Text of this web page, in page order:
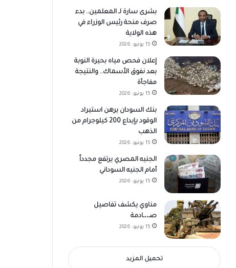
بشرى سارة لـ المعلمين.. بدء
صرف منحة رئيس الوزراء في
هذه الولاية
15 يونيو، 2026
إعلان فحص مياه بحيرة النوبة
بعد نفوق الأسماك.. والنتيجة
مفاجأة
15 يونيو، 2026
بنك السودان يرهن استيراد
الوقود بإيداع 200 كيلوجرام من
الذهب
15 يونيو، 2026
الجنيه المصري يرتفع مجدداً
أمام الجنيه السوداني
15 يونيو، 2026
مناوي يكشف تفاصيل
صـ،،ـادمة
15 يونيو، 2026
تحميل المزيد